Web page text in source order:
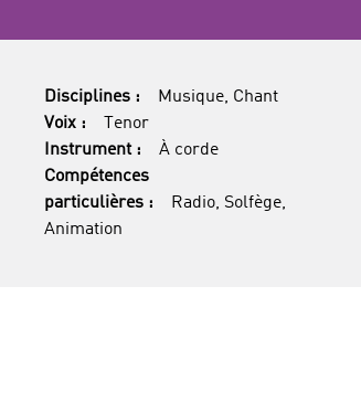
Disciplines :
Musique, Chant
Voix :
Tenor
Instrument :
À corde
Compétences
particulières :
Radio, Solfège,
Animation